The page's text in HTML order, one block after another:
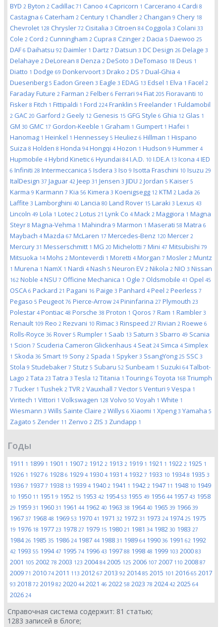
BYD 2 Byton 2 Cadillac 71 Canoo 4 Capricorn 1 Carcerano 4 Cardi 8
Castagna 6 Caterham 2 Century 1 Chandler 2 Changan 9 Chery 18
Chevrolet 128 Chrysler 72 Cisitalia 3 Citroen 84 Coggiola 3 Colani 33
Cole 2 Cord 2 Cunningham 2 Cupra 8 Czinger 2 Dacia 5 Daewoo 25
DAF 6 Daihatsu 92 Daimler 1 Dartz 7 Datsun 3 DC Design 26 Delage 3
Delahaye 2 DeLorean 8 Denza 2 DeSoto 3 DeTomaso 18 Deus 1
Diatto 1 Dodge 69 Donkervoort 3 Drako 2 DS 7 Dual-Ghia 4
Duesenberg 5 Eadon Green 3 Eagle 3 EDAG 13 Edsel 1 Elva 1 Facel 2
Faraday Future 2 Farman 2 Felber 6 Ferrari 94 Fiat 205 Fioravanti 10
Fisker 8 Fitch 1 Fittipaldi 1 Ford 224 Franklin 5 Freelander 1 Fuldamobil
2 GAC 20 Garford 2 Geely 12 Genesis 15 GFG Style 6 Ghia 12 Glas 1
GM 30 GMC 17 Gordon-Keeble 1 Graham 1 Gumpert 1 Hafei 1
Hanomag 1 Heinkel 1 Hennessey 5 Heuliez 6 Hillman 1 Hispano
Suiza 8 Holden 8 Honda 94 Hongqi 4 Hozon 1 Hudson 9 Hummer 4
Hupmobile 4 Hybrid Kinetic 6 Hyundai 84 I.A.D. 10 I.DE.A 13 Icona 4 IED
6 Infiniti 28 Intermeccanica 5 Isdera 3 Iso 9 Isotta Fraschini 10 Isuzu 29
ItalDesign 37 Jaguar 42 Jeep 31 Jensen 3 JIDU 2 Jordan 5 Kaiser 5
Karma 9 Karmann 7 Kia 56 Kimera 3 Koenigsegg 12 KTM 2 Lada 26
Laffite 3 Lamborghini 40 Lancia 80 Land Rover 15 Laraki 3 Lexus 43
Lincoln 49 Lola 1 Lotec 2 Lotus 21 Lynk Co 4 Mack 2 Maggiora 1 Magna
Steyr 8 Magna-Vehma 1 Mahindra 9 Marmon 1 Maserati 58 Matra 6
Maybach 4 Mazda 67 McLaren 17 Mercedes-Benz 120 Mercer 2
Mercury 31 Messerschmitt 1 MG 20 Michelotti 7 Mini 47 Mitsubishi 79
Mitsuoka 14 Mohs 2 Monteverdi 1 Moretti 4 Morgan 7 Mosler 2 Muntz
1 Murena 1 NamX 1 Nardi 4 Nash 5 Neuron EV 2 Nikola 2 NIO 3 Nissan
162 Noble 4 NSU 7 Officine Mechanica 1 Ogle 7 Oldsmobile 41 Opel 45
OSCA 6 Packard 21 Pagani 16 Paige 3 Panhard 4 Peel 2 Peerless 7
Pegaso 5 Peugeot 76 Pierce-Arrow 24 Pininfarina 27 Plymouth 23
Polestar 4 Pontiac 48 Porsche 38 Proton 1 Qoros 7 Ram 1 Rambler 3
Renault 109 Reo 2 Rezvani 10 Rimac 3 Rinspeed 27 Rivian 2 Roewe 6
Rolls-Royce 36 Rover 5 Rumpler 1 Saab 13 Saturn 3 Sbarro 49 Scania
1 Scion 7 Scuderia Cameron Glickenhaus 4 Seat 24 Simca 4 Simplex
1 Skoda 36 Smart 19 Sony 2 Spada 1 Spyker 3 SsangYong 25 SSC 3
Stola 9 Studebaker 7 Stutz 5 Subaru 52 Sunbeam 1 Suzuki 64 Talbot-
Lago 2 Tata 23 Tatra 3 Tesla 12 Titania 1 Touring 6 Toyota 168 Triumph
7 Tucker 1 Tushek 2 TVR 2 Vauxhall 7 Vector 5 Venturi 9 Vespa 1
Viritech 1 Vittori 1 Volkswagen 128 Volvo 50 Voyah 1 White 1
Wiesmann 3 Wills Sainte Claire 2 Willys 6 Xiaomi 1 Xpeng 3 Yamaha 5
Zagato 5 Zender 11 Zenvo 2 ZIS 3 Zundapp 1
Годы
1911 1 1899 1 1901 1 1907 2 1912 2 1913 2 1919 1 1921 1 1922 2 1925 1
1926 1 1927 6 1928 6 1929 4 1930 4 1931 4 1932 7 1933 10 19348 1935 3
1936 7 1937 7 1938 13 1939 4 1940 2 1941 1 1942 2 1947 11 1948 10 1949
10 1950 11 1951 9 1952 15 1953 42 195453 1955 49 1956 44 1957 43 1958
29 1959 31 1960 31 1961 44 1962 40 1963 38 196440 1965 39 1966 39
1967 37 1968 48 1969 53 1970 41 1971 32 1972 31 1973 24 197425 1975
19 1976 18 1977 23 1978 27 1979 15 1980 21 1981 34 1982 30 1983 27
198426 1985 35 1986 24 1987 44 1988 31 1989 64 1990 36 1991 62 1992
42 1993 55 199447 1995 74 1996 43 1997 88 1998 48 1999 103 2000 83
2001 105 2002 78 2003 123 200484 2005 125 2006 107 2007 110 2008 87
2009 71 2010 74 2011 113 2012 67 2013 92 201485 2015 101 2016 65 2017
93 2018 72 2019 82 2020 44 2021 46 2022 58 2023 78 202442 2025 64
2026 24
Справочная система содержит: 81 статью;
1283 записей в блоге;